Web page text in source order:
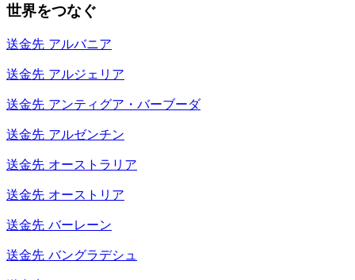
世界をつなぐ
送金先 アルバニア
送金先 アルジェリア
送金先 アンティグア・バーブーダ
送金先 アルゼンチン
送金先 オーストラリア
送金先 オーストリア
送金先 バーレーン
送金先 バングラデシュ